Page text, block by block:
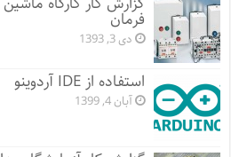
فرمان
دی 3, 1393
استفاده از IDE آردوینو
آبان 4, 1399